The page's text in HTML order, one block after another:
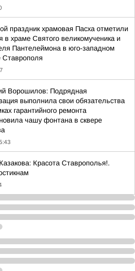
праздник храмовая Пасха отметили
в храме Святого великомученика и
Пантелеймона в юго-западном
Ставрополя
Ворошилов: Подрядная
выполнила свои обязательства
гарантийного ремонта
чашу фонтана в сквере
Красота Ставрополья!.